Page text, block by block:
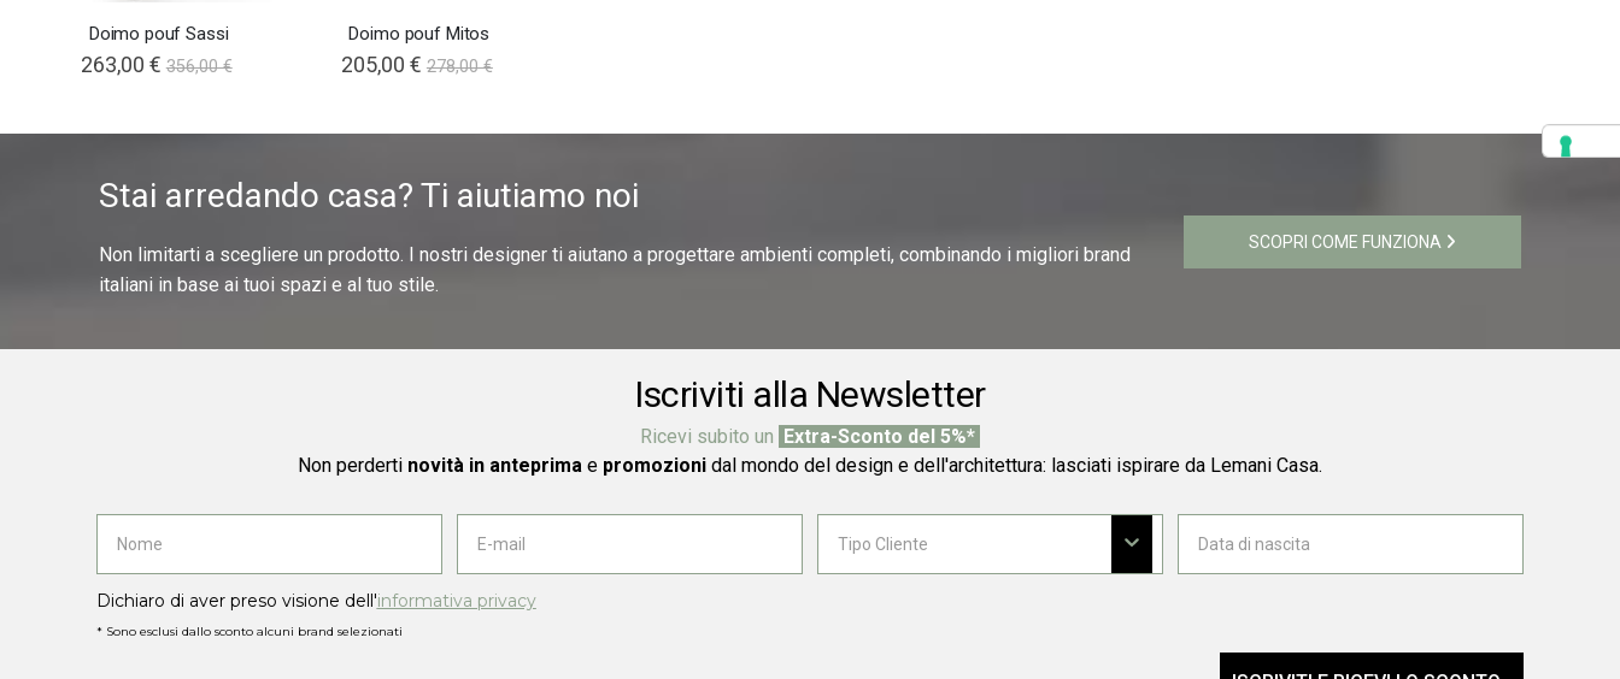
Doimo pouf Sassi
263,00 € 356,00 €
Doimo pouf Mitos
205,00 € 278,00 €
Stai arredando casa? Ti aiutiamo noi
Non limitarti a scegliere un prodotto. I nostri designer ti aiutano a progettare ambienti completi, combinando i migliori brand
italiani in base ai tuoi spazi e al tuo stile.
SCOPRI COME FUNZIONA
Iscriviti alla Newsletter
Ricevi subito un Extra-Sconto del 5%*
Non perderti novità in anteprima e promozionidal mondo del design e dell'architettura: lasciati ispirare da Lemani Casa.
Dichiaro di aver preso visione dell'informativa privacy
* Sono esclusi dallo sconto alcuni brand selezionati